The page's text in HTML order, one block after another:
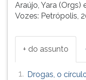
Araújo, Yara
Vozes: Petrópolis,
+ do assunto
1. Drogas, o